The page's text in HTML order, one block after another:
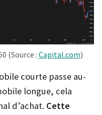
(Source : Capital.com)
courte passe au-
longue, cela
d’achat. Cette